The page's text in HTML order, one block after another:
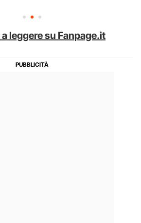
leggere su Fanpage.it